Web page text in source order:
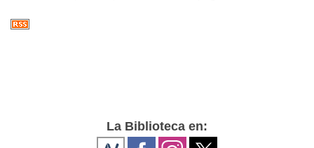
La Biblioteca en: